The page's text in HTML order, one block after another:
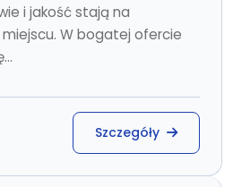
i jakość stają na
W bogatej ofercie
Szczegóły